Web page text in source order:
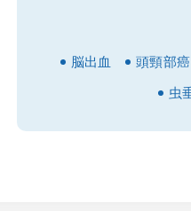
脳出血 頭頸部癌
虫